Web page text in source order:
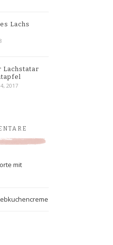
Lachs
Lachstatar
2017
mit